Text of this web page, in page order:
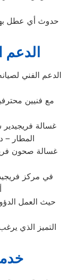
الدعم
الدعم الفني
المطار –
في مركز